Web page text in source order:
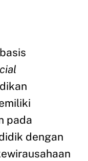
pada
dengan